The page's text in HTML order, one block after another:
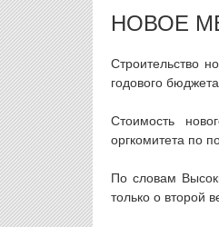
НОВОЕ
Строительство
годового бюджета
Стоимость
оргкомитета по
По словам
только о второй